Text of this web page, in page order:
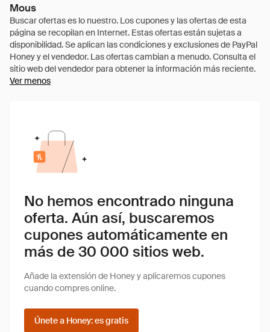
Mous
Ver menos
No hemos encontrado ninguna
oferta. Aún así, buscaremos
cupones automáticamente en
más de 30 000 sitios web.
Añade la extensión de Honey y aplicaremos cupones
cuando compres online.
Únete a Honey: es gratis